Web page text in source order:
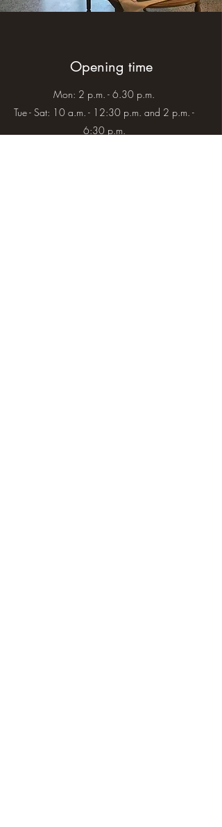
Opening time
Mon: 2 p.m. - 6.30 p.m.
Tue - Sat: 10 a.m. - 12:30 p.m. and 2 p.m. -
6:30 p.m.